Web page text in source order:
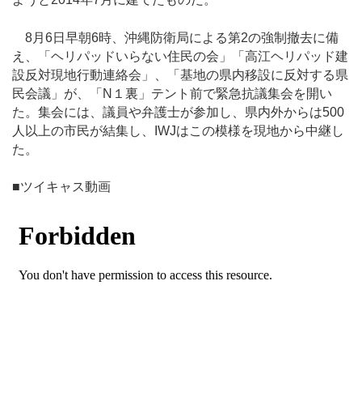
8月6日早朝6時、沖縄防衛局による第2の強制撤去に備
え、「ヘリパッドいらない住民の会」「高江ヘリパッド建
設反対現地行動連絡会」、「基地の県内移設に反対する県
民会議」が、「N１裏」テント前で緊急抗議集会を開い
た。集会には、議員や弁護士が参加し、県内外からは500
人以上の市民が結集し、IWJはこの模様を現地から中継し
た。
■ツイキャス動画